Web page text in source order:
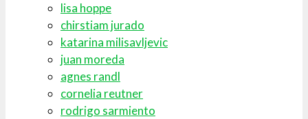
lisa hoppe
chirstiam jurado
katarina milisavljevic
juan moreda
agnes randl
cornelia reutner
rodrigo sarmiento